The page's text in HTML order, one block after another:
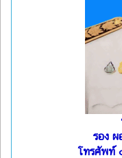
รอง
โทรศัพท์